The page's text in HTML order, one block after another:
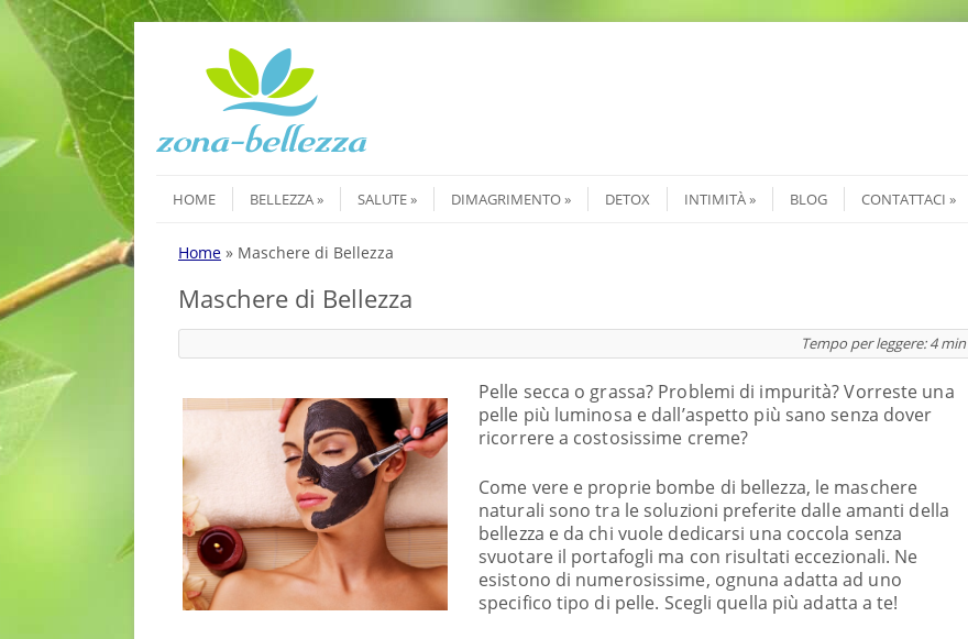
Menu
HOME BELLEZZA SALUTE DIMAGRIMENTO DETOX INTIMITÀ BLOG CONTATTACI
Home » Maschere di Bellezza
Maschere di Bellezza
Tempo per leggere:4 min
Pelle secca o grassa? Problemi di impurità? Vorreste una
pelle più luminosa e dall’aspetto più sano senza dover
ricorrere a costosissime creme?
Come vere e proprie bombe di bellezza, le maschere
naturali sono tra le soluzioni preferite dalle amanti della
bellezza e da chi vuole dedicarsi una coccola senza
svuotare il portafogli ma con risultati eccezionali. Ne
esistono di numerosissime, ognuna adatta ad uno
specifico tipo di pelle. Scegli quella più adatta a te!